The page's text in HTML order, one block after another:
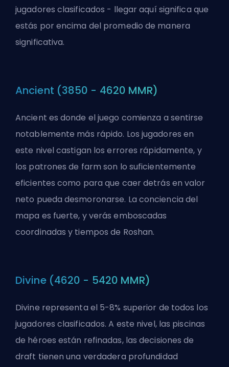
jugadores clasificados - llegar aquí significa que
estás por encima del promedio de manera
significativa.
Ancient (3850 - 4620 MMR)
Ancient es donde el juego comienza a sentirse
notablemente más rápido. Los jugadores en
este nivel castigan los errores rápidamente, y
los patrones de farm son lo suficientemente
eficientes como para que caer detrás en valor
neto pueda desmoronarse. La conciencia del
mapa es fuerte, y verás emboscadas
coordinadas y tiempos de Roshan.
Divine (4620 - 5420 MMR)
Divine representa el 5-8% superior de todos los
jugadores clasificados. A este nivel, las piscinas
de héroes están refinadas, las decisiones de
draft tienen una verdadera profundidad